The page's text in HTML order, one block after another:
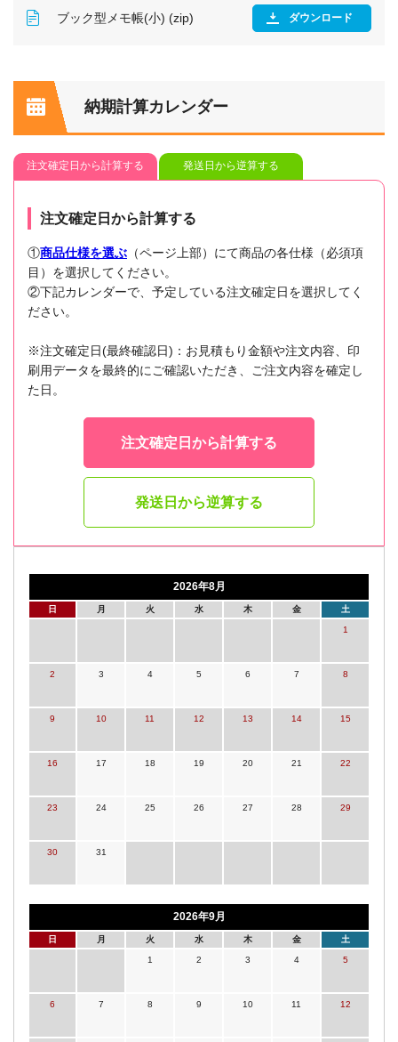
ブック型メモ帳(小) (zip) ダウンロード
納期計算カレンダー
注文確定日から計算する 発送日から逆算する
注文確定日から計算する
①商品仕様を選ぶ （ページ上部）にて商品の各仕様（必須項
目）を選択してください。
②下記カレンダーで、予定している注文確定日を選択してく
ださい。
※注文確定日(最終確認日)：お見積もり金額や注文内容、印
刷用データを最終的にご確認いただき、ご注文内容を確定し
た日。
注文確定日から計算する
発送日から逆算する
2026年8月
日 月 火 水 木 金 土
1
2 3 4 5 6 7 8
9 10 11 12 13 14 15
16 17 18 19 20 21 22
23 24 25 26 27 28 29
30 31
2026年9月
日 月 火 水 木 金 土
1 2 3 4 5
6 7 8 9 10 11 12